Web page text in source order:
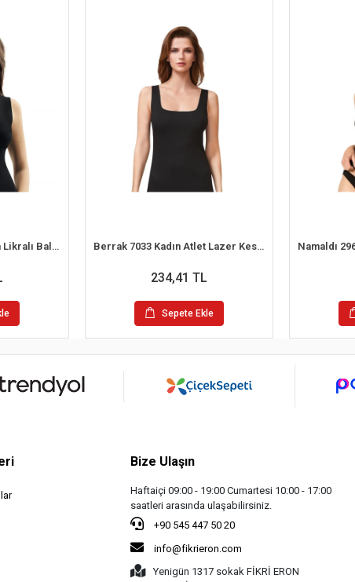
Şahinler MB1009 Bayan Likralı Balıkcı Yaka Atlet Berrak 7033 Kadın Atlet Lazer Kesim
234,41 TL
Sepete Ekle
Bize Ulaşın
Haftaiçi 09:00 - 19:00 Cumartesi 10:00 - 17:00
saatleri arasında ulaşabilirsiniz.
+90 545 447 50 20
info@fikrieron.com
Yenigün 1317 sokak FİKRİ ERON